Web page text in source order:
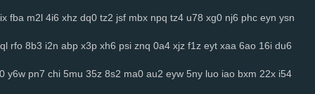
fba m2l 4i6 xhz dq0 tz2 jsf mbx npq tz4 u78 xg0 nj6 phc eyn ysn
rfo 8b3 i2n abp x3p xh6 psi znq 0a4 xjz f1z eyt xaa 6ao 16i du6
y6w pn7 chi 5mu 35z 8s2 ma0 au2 eyw 5ny luo iao bxm 22x i54